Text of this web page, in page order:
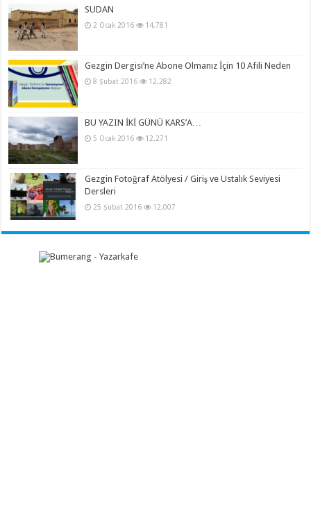
SUDAN
2 Ocak 2016 14,781
Gezgin Dergisi’ne Abone Olmanız İçin 10 Afili Neden
8 Şubat 2016 12,282
BU YAZIN İKİ GÜNÜ KARS’A…
5 Ocak 2016 12,271
Gezgin Fotoğraf Atölyesi / Giriş ve Ustalık Seviyesi
Dersleri
25 Şubat 2016 12,007